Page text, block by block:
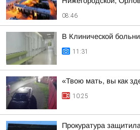
08:46
В Клинической
11:31
«Твою мать, вы как
10:25
Прокуратура